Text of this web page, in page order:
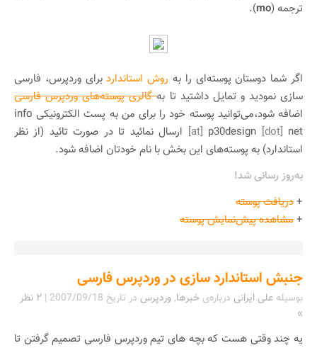
ترجمه (mo
).
اگر شما دوستان پوسته‌ای را به روش استانداردبرای وردپرس، فارسی
سازی نمودید و تمایل داشتید تا بهگالری پوسته‌های وردپرس فارسی
اضافه شود،می‌توانید پوسته خود را برای من به پست الکترونیکی info
[at] p30design [dot]
net ارسال نمائید تا در صورت تائید (از نظر
استاندارد) به پوسته‌های این بخش با نام خودتان اضافه شود.
به‌‌روز رسانی شد!
+دریافت پوسته
+مشاهده پیش‌نمایش پوسته
جنبش استاندارد سازی در وردپرس فارسی
بوسیله علی ایرانی درباره‌ی خبرها,وردپرس در تاریخ 2007/09/18
|
۲ نظر
»
یه چند وقتی هست که بچه های تیم وردپرس فارسی تصمیم گرفتن تا